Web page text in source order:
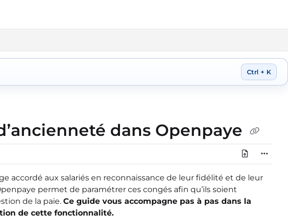
dans Openpaye
accordé aux salariés en reconnaissance de leur fidélité et de leur
permet de paramétrer ces congés afin qu’ils soient
de la paie. Ce guide vous accompagne pas à pas dans la
de cette fonctionnalité.
Ctrl + K